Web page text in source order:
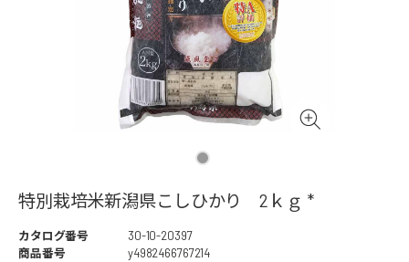
特別栽培米新潟県こしひかり 2ｋｇ *
カタログ番号
30-10-20397
商品番号
y4982466767214